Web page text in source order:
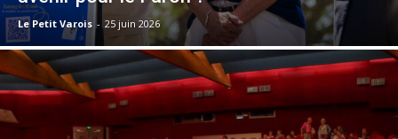
Le Petit Varois - 25 juin 2026